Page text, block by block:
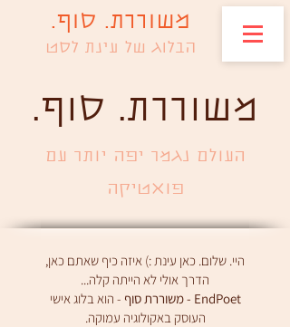
משוררת. סוף.
הבלוג של עינת לסט
.משוררת. סוף
העולם נגמר יפה יותר עם
פואטיקה
היי. שלום. כאן עינת :) איזה כיף שאתם כאן,
הדרך אולי לא הייתה קלה...
EndPoet - משוררת סוף
- הוא בלוג אישי
העוסק באקולוגיה עמוקה.